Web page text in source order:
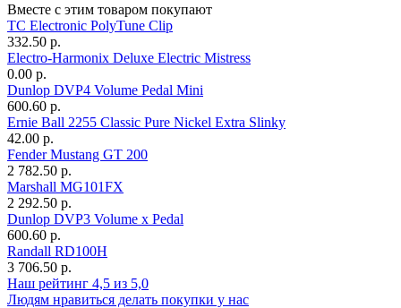
Вместе с этим товаром покупают
TC Electronic PolyTune Clip
332.50 р.
Electro-Harmonix Deluxe Electric Mistress
0.00 р.
Dunlop DVP4 Volume Pedal Mini
600.60 р.
Ernie Ball 2255 Classic Pure Nickel Extra Slinky
42.00 р.
Fender Mustang GT 200
2 782.50 р.
Marshall MG101FX
2 292.50 р.
Dunlop DVP3 Volume x Pedal
600.60 р.
Randall RD100H
3 706.50 р.
Наш рейтинг 4,5 из 5,0
Людям нравиться делать покупки у нас